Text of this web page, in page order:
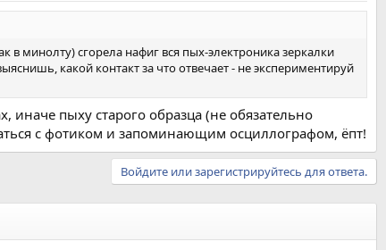
в минолту) сгорела нафиг вся пых-электроника зеркалки
какой контакт за что отвечает - не экспериментируй
иначе пыху старого образца (не обязательно
с фотиком и запоминающим осциллографом, ёпт!
Войдите или зарегистрируйтесь для ответа.